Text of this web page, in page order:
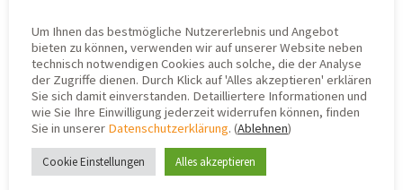
Ende nächster Woche (KW47) soweit sein. Wir
informieren hier dann nochmal dazu und
hoffen, dass das Ganze für euch bis dahin
kein allzu großes Problem darstellt.
Herzliche Grüße
Um Ihnen das bestmögliche Nutzererlebnis und Angebot
bieten zu können, verwenden wir auf unserer Website neben
technisch notwendigen Cookies auch solche, die der Analyse
der Zugriffe dienen. Durch Klick auf 'Alles akzeptieren' erklären
Sie sich damit einverstanden. Detailliertere Informationen und
wie Sie Ihre Einwilligung jederzeit widerrufen können, finden
Sie in unserer Datenschutzerklärung. (Ablehnen)
Cookie Einstellungen Alles akzeptieren